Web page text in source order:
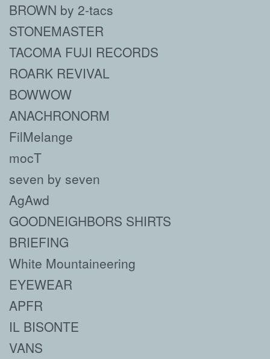
BROWN by 2-tacs
STONEMASTER
TACOMA FUJI RECORDS
ROARK REVIVAL
BOWWOW
ANACHRONORM
FilMelange
mocT
seven by seven
AgAwd
GOODNEIGHBORS SHIRTS
BRIEFING
White Mountaineering
EYEWEAR
APFR
IL BISONTE
VANS